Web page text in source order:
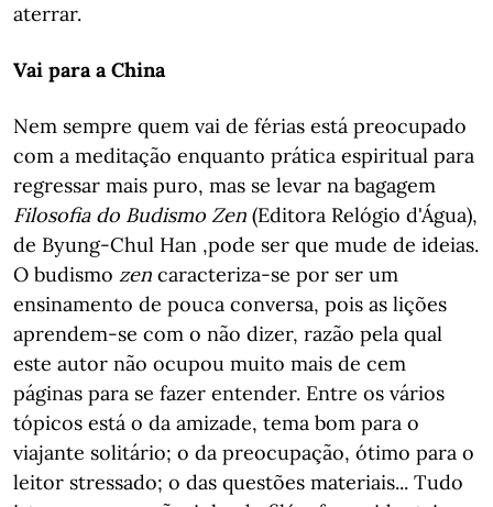
aterrar.
Vai para a China
Nem sempre quem vai de férias está preocupado
com a meditação enquanto prática espiritual para
regressar mais puro, mas se levar na bagagem
Filosofia do Budismo Zen (Editora Relógio d'Água),
de Byung-Chul Han ,pode ser que mude de ideias.
O budismo zen caracteriza-se por ser um
ensinamento de pouca conversa, pois as lições
aprendem-se com o não dizer, razão pela qual
este autor não ocupou muito mais de cem
páginas para se fazer entender. Entre os vários
tópicos está o da amizade, tema bom para o
viajante solitário; o da preocupação, ótimo para o
leitor stressado; o das questões materiais... Tudo